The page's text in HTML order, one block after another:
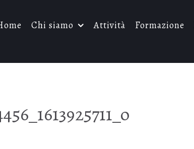
Chi siamo Attività Formazione